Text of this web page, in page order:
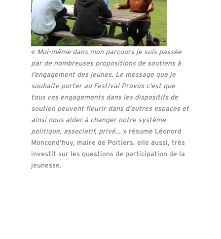
« Moi-même dans mon parcours je suis passée
par de nombreuses propositions de soutiens à
l’engagement des jeunes. Le message que je
souhaite porter au Festival Provox c’est que
tous ces engagements dans les dispositifs de
soutien peuvent fleurir dans d’autres espaces et
ainsi nous aider à changer notre système
politique, associatif, privé… » résume Léonord
Moncond’huy, maire de Poitiers, elle aussi, très
investit sur les questions de participation de la
jeunesse.